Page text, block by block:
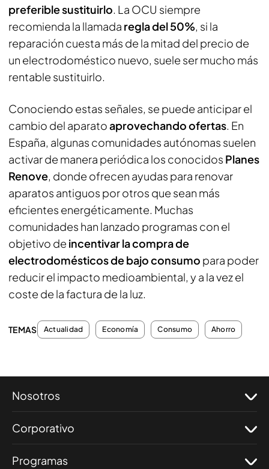
preferible sustituirlo. La OCU siempre
recomienda la llamada regla del 50%, si la
reparación cuesta más de la mitad del precio de
un electrodoméstico nuevo, suele ser mucho más
rentable sustituirlo.
Conociendo estas señales, se puede anticipar el
cambio del aparatoaprovechando ofertas. En
España, algunas comunidades autónomas suelen
activar de manera periódica los conocidos Planes
Renove, donde ofrecen ayudas para renovar
aparatos antiguos por otros que sean más
eficientes energéticamente. Muchas
comunidades han lanzado programas con el
objetivo de incentivar la compra de
electrodomésticos de bajo consumo para poder
reducir el impacto medioambiental, y a la vez el
coste de la factura de la luz.
TEMAS Actualidad Economía Consumo Ahorro
Nosotros
Corporativo
Programas